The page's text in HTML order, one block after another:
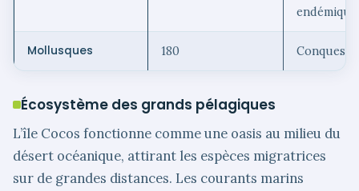
Mollusques 180 Conques,
Écosystème des grands pélagiques
L’île Cocos fonctionne comme une oasis au milieu du
désert océanique, attirant les espèces migratrices
sur de grandes distances. Les courants marins